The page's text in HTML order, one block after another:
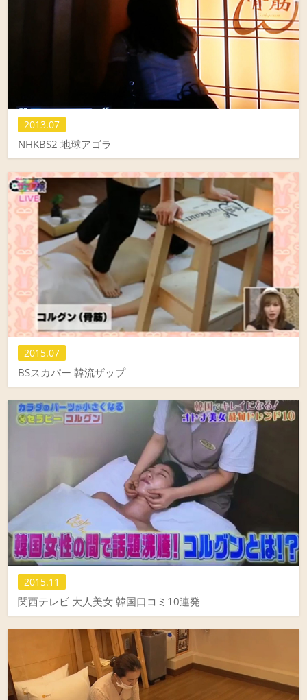
2013.07
NHKBS2 地球アゴラ
2015.07
BSスカパー 韓流ザップ
2015.11
関西テレビ 大人美女 韓国口コミ10連発